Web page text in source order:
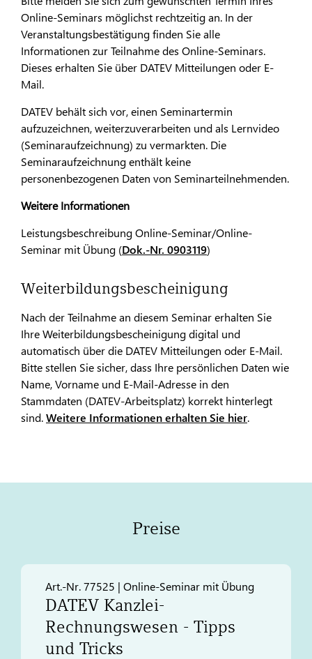
Online-Seminars möglichst rechtzeitig an. In der
Veranstaltungsbestätigung finden Sie alle
Informationen zur Teilnahme des Online-Seminars.
Dieses erhalten Sie über DATEV Mitteilungen oder E-
Mail.
DATEV behält sich vor, einen Seminartermin
aufzuzeichnen, weiterzuverarbeiten und als Lernvideo
(Seminaraufzeichnung) zu vermarkten. Die
Seminaraufzeichnung enthält keine
personenbezogenen Daten von Seminarteilnehmenden.
Weitere Informationen
Leistungsbeschreibung Online-Seminar/Online-
Seminar mit Übung (Dok.-Nr. 0903119)
Weiterbildungsbescheinigung
Nach der Teilnahme an diesem Seminar erhalten Sie
Ihre Weiterbildungsbescheinigung digital und
automatisch über die DATEV Mitteilungen oder E-Mail.
Bitte stellen Sie sicher, dass Ihre persönlichen Daten wie
Name, Vorname und E-Mail-Adresse in den
Stammdaten (DATEV-Arbeitsplatz) korrekt hinterlegt
sind.Weitere Informationen erhalten Sie hier.
Preise
Art.-Nr. 77525 | Online-Seminar mit Übung
DATEV Kanzlei-
Rechnungswesen - Tipps
und Tricks